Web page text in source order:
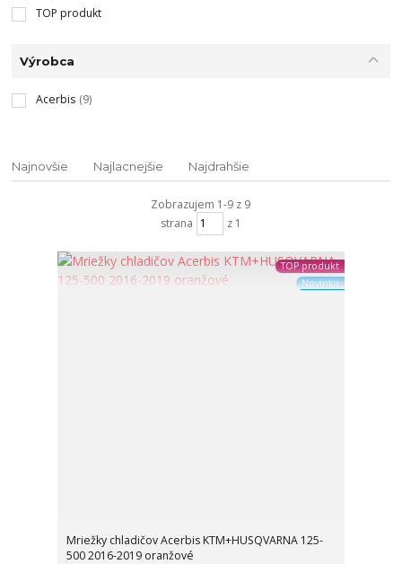
TOP produkt
Výrobca
Acerbis (9)
Najnovšie Najlacnejšie Najdrahšie
Zobrazujem 1-9 z 9
strana
z 1
TOP produkt
Novinka
Mriežky chladičov Acerbis KTM+HUSQVARNA 125-
500 2016-2019 oranžové